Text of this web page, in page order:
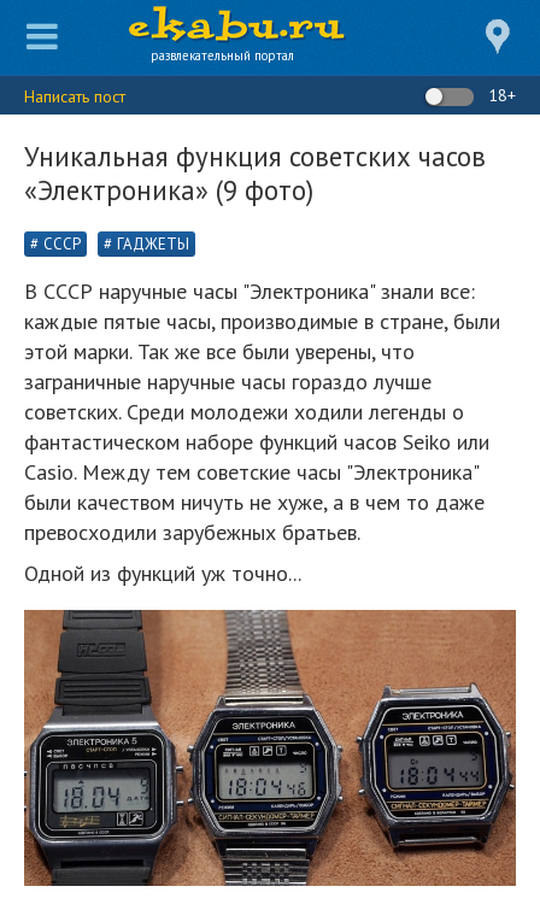
развлекательный портал
Написать пост 18+
Уникальная функция советских часов
«Электроника» (9 фото)
СССР ГАДЖЕТЫ
В СССР наручные часы "Электроника" знали все:
каждые пятые часы, производимые в стране, были
этой марки. Так же все были уверены, что
заграничные наручные часы гораздо лучше
советских. Среди молодежи ходили легенды о
фантастическом наборе функций часов Seiko или
Casio. Между тем советские часы "Электроника"
были качеством ничуть не хуже, а в чем то даже
превосходили зарубежных братьев.
Одной из функций уж точно...